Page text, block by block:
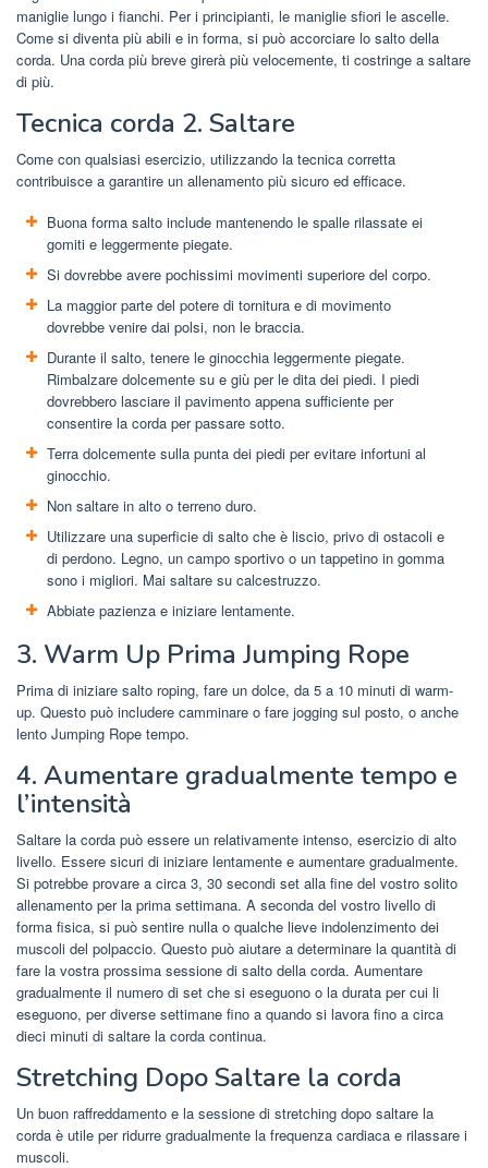
maniglie lungo i fianchi. Per i principianti, le maniglie sfiori le ascelle.
Come si diventa più abili e in forma, si può accorciare lo salto della
corda. Una corda più breve girerà più velocemente, ti costringe a saltare
di più.
Tecnica corda 2. Saltare
Come con qualsiasi esercizio, utilizzando la tecnica corretta
contribuisce a garantire un allenamento più sicuro ed efficace.
Buona forma salto include mantenendo le spalle rilassate ei
gomiti e leggermente piegate.
Si dovrebbe avere pochissimi movimenti superiore del corpo.
La maggior parte del potere di tornitura e di movimento
dovrebbe venire dai polsi, non le braccia.
Durante il salto, tenere le ginocchia leggermente piegate.
Rimbalzare dolcemente su e giù per le dita dei piedi. I piedi
dovrebbero lasciare il pavimento appena sufficiente per
consentire la corda per passare sotto.
Terra dolcemente sulla punta dei piedi per evitare infortuni al
ginocchio.
Non saltare in alto o terreno duro.
Utilizzare una superficie di salto che è liscio, privo di ostacoli e
di perdono. Legno, un campo sportivo o un tappetino in gomma
sono i migliori. Mai saltare su calcestruzzo.
Abbiate pazienza e iniziare lentamente.
3. Warm Up Prima Jumping Rope
Prima di iniziare salto roping, fare un dolce, da 5 a 10 minuti di warm-
up. Questo può includere camminare o fare jogging sul posto, o anche
lento Jumping Rope tempo.
4. Aumentare gradualmente tempo e
l’intensità
Saltare la corda può essere un relativamente intenso, esercizio di alto
livello. Essere sicuri di iniziare lentamente e aumentare gradualmente.
Si potrebbe provare a circa 3, 30 secondi set alla fine del vostro solito
allenamento per la prima settimana. A seconda del vostro livello di
forma fisica, si può sentire nulla o qualche lieve indolenzimento dei
muscoli del polpaccio. Questo può aiutare a determinare la quantità di
fare la vostra prossima sessione di salto della corda. Aumentare
gradualmente il numero di set che si eseguono o la durata per cui li
eseguono, per diverse settimane fino a quando si lavora fino a circa
dieci minuti di saltare la corda continua.
Stretching Dopo Saltare la corda
Un buon raffreddamento e la sessione di stretching dopo saltare la
corda è utile per ridurre gradualmente la frequenza cardiaca e rilassare i
muscoli.